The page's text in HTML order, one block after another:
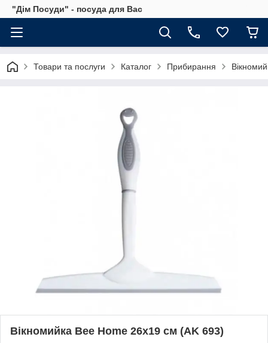
"Дім Посуди" - посуда для Вас
Товари та послуги Каталог Прибирання
Вікномийка Bee Home 26х19 см (AK 693)